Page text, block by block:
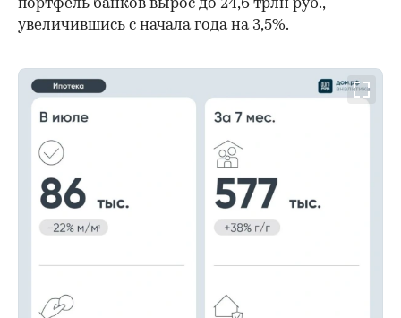
портфель банков вырос до 24,6 трлн руб.,
увеличившись с начала года на 3,5%.